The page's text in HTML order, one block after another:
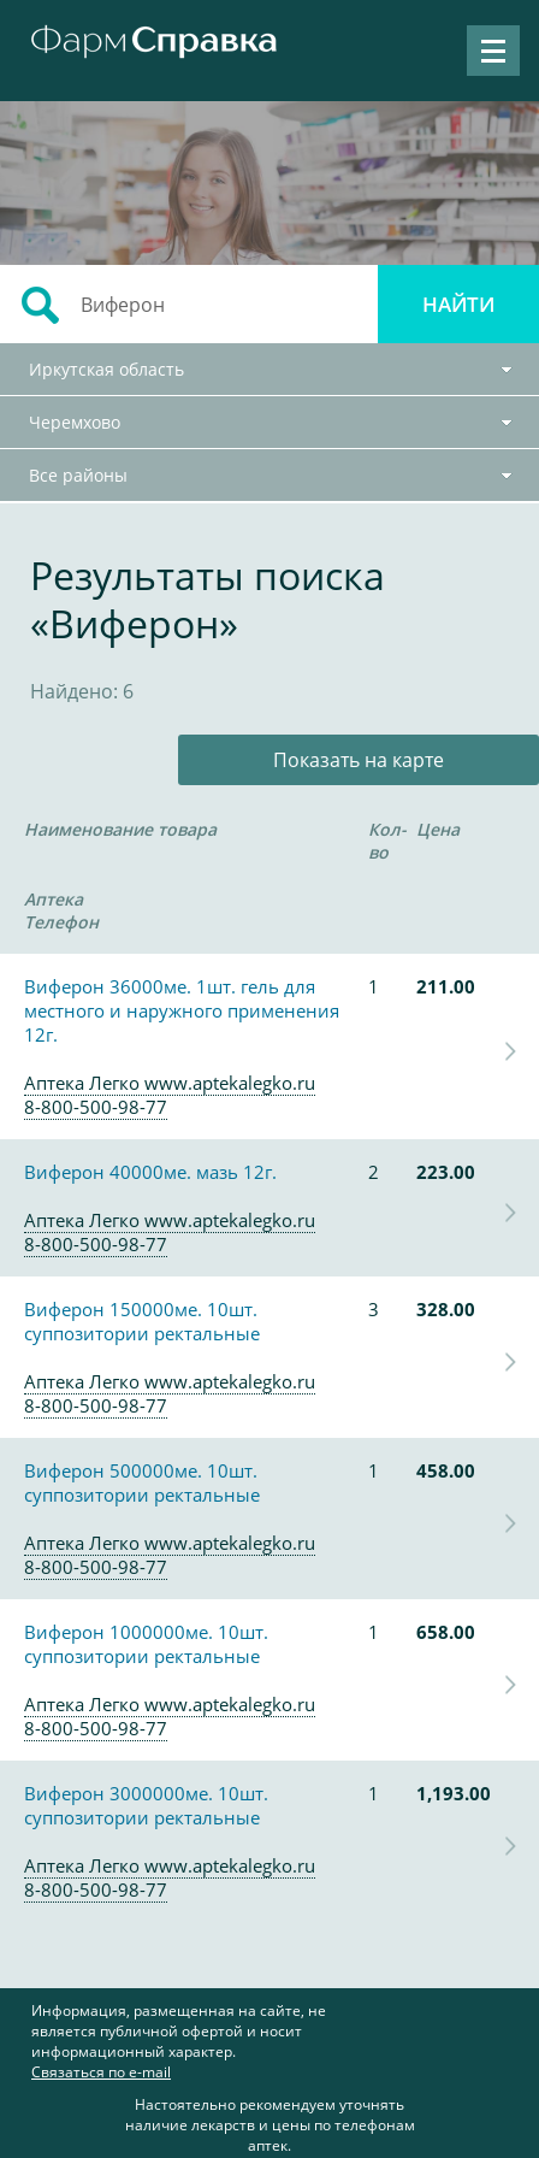
Иркутская область
Черемхово
Все районы
Результаты поиска
«Виферон»
Найдено: 6
Показать на карте
Наименование товара
Кол-
во
Цена
Аптека
Телефон
Виферон 36000ме. 1шт. гель для
местного и наружного применения
12г.
1 211.00
Аптека Легко www.aptekalegko.ru
8-800-500-98-77
Виферон 40000ме. мазь 12г. 2
223.00
Аптека Легко www.aptekalegko.ru
8-800-500-98-77
Виферон 150000ме. 10шт.
суппозитории ректальные
3 328.00
Аптека Легко www.aptekalegko.ru
8-800-500-98-77
Виферон 500000ме. 10шт.
суппозитории ректальные
1 458.00
Аптека Легко www.aptekalegko.ru
8-800-500-98-77
Виферон 1000000ме. 10шт.
суппозитории ректальные
1 658.00
Аптека Легко www.aptekalegko.ru
8-800-500-98-77
Виферон 3000000ме. 10шт.
суппозитории ректальные
1 1,193.00
Аптека Легко www.aptekalegko.ru
8-800-500-98-77
Информация, размещенная на сайте, не
является публичной офертой и носит
информационный характер.
Связаться по e-mail
Настоятельно рекомендуем уточнять
наличие лекарств и цены по телефонам
аптек.